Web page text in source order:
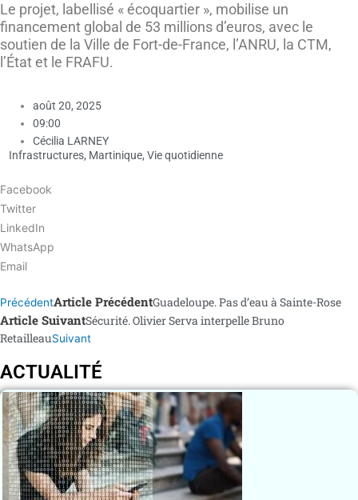
Le projet, labellisé « écoquartier », mobilise un
financement global de 53 millions d’euros, avec le
soutien de la Ville de Fort-de-France, l’ANRU, la CTM,
l’État et le FRAFU.
août 20, 2025
09:00
Cécilia LARNEY
Infrastructures, Martinique, Vie quotidienne
Facebook
Twitter
LinkedIn
WhatsApp
Email
PrécédentArticle PrécédentGuadeloupe. Pas d’eau à Sainte-Rose
Article SuivantSécurité. Olivier Serva interpelle Bruno
RetailleauSuivant
ACTUALITÉ